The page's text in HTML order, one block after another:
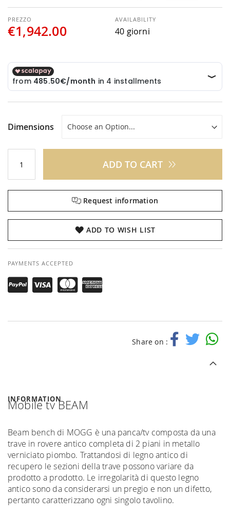
€1,942.00
AVAILABILITY
40 giorni
Dimensions
ADD TO CART
Request information
ADD TO WISH LIST
PAYMENTS ACCEPTED
Share on :
INFORMATION
Mobile tv BEAM
Beam bench di MOGG è una panca/tv composta da una
trave in rovere antico completa di 2 piani in metallo
verniciato piombo. Trattandosi di legno antico di
recupero le sezioni della trave possono variare da
prodotto a prodotto. Le irregolarità di questo legno
antico sono da considerarsi un pregio e non un difetto,
pertanto caratterizzano ogni singolo tavolino.